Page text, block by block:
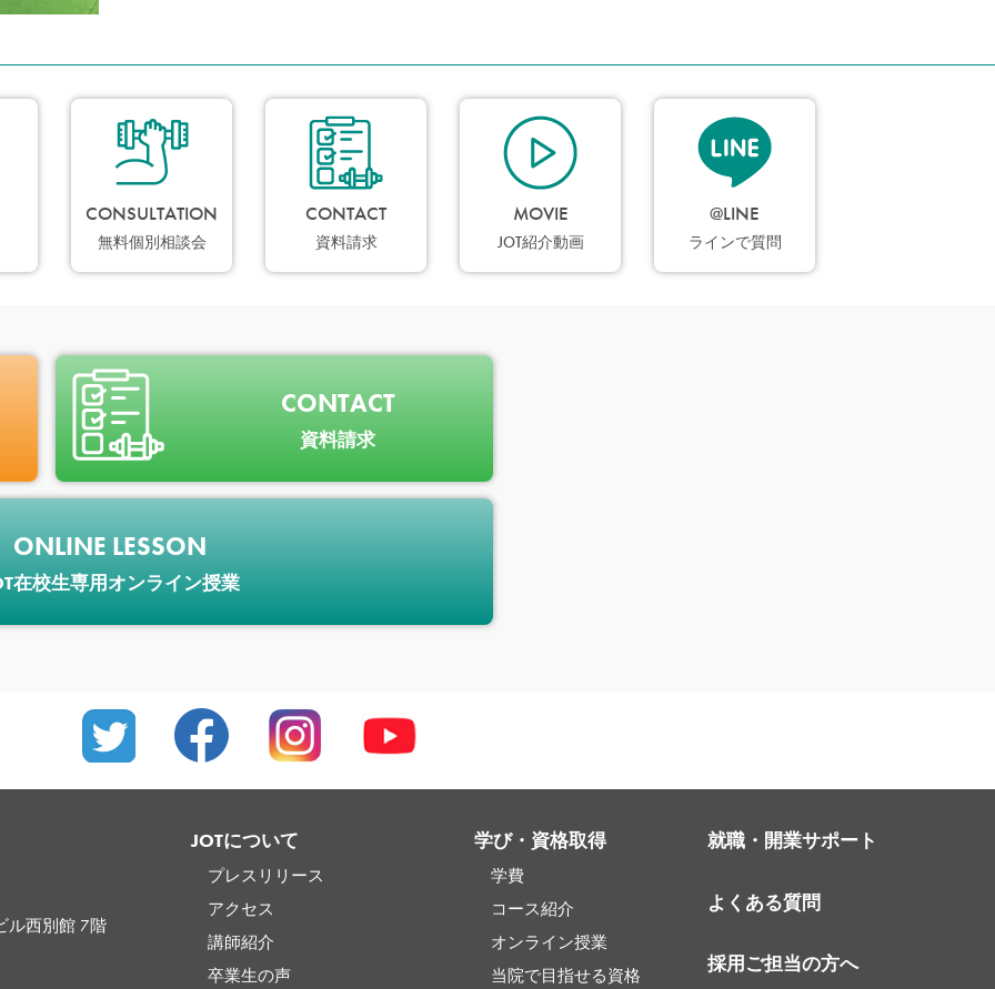
CONSULTATION
無料個別相談会
CONTACT
資料請求
MOVIE
JOT紹介動画
@LINE
ラインで質問
CONTACT
資料請求
ONLINE LESSON
在校生専用オンライン授業
ル西別館 7階
JOTについて
プレスリリース
アクセス
講師紹介
卒業生の声
学び・資格取得
学費
コース紹介
オンライン授業
当院で目指せる資格
就職・開業サポート
よくある質問
採用ご担当の方へ